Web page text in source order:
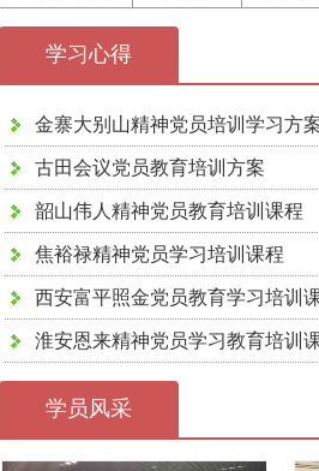
学习心得
金寨大别山精神党员培训学习方
古田会议党员教育培训方案
韶山伟人精神党员教育培训课程
焦裕禄精神党员学习培训课程
西安富平照金党员教育学习培训
淮安恩来精神党员学习教育培训
学员风采